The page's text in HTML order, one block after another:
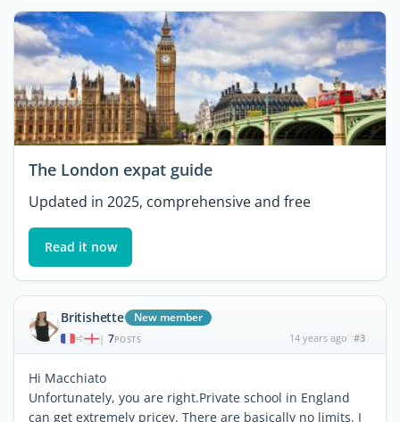
The London expat guide
Updated in 2025, comprehensive and free
Read it now
Britishette New member
| 7POSTS 14 years ago #3
Hi Macchiato
Unfortunately, you are right.Private school in England
can get extremely pricey. There are basically no limits. I